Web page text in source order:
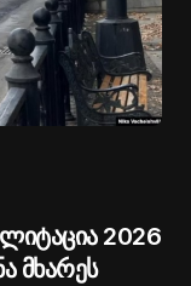
2026
მხარეს